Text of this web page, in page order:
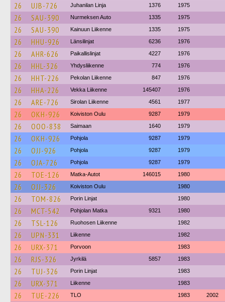
26 UJB-726 Juhanilan Linja 1376 1975
26 SAU-390 Nurmeksen Auto 1335 1975
26 SAU-390 Kainuun Liikenne 1335 1975
26 HHU-926 Länsilinjat 6236 1976
26 AHR-626 Paikallislinjat 4227 1976
26 HHL-326 Yhdysliikenne 774 1976
26 HHT-226 Pekolan Liikenne 847 1976
26 HHA-226 Vekka Liikenne 145407 1976
26 ARE-726 Sirolan Liikenne 4561 1977
26 OKH-926 Koiviston Oulu 9287 1979
26 OOO-838 Saimaan 1640 1979
26 OKH-926 Pohjola 9287 1979
26 OJJ-926 Pohjola 9287 1979
26 OJA-726 Pohjola 9287 1979
26 TOE-126 Matka-Autot 146015 1980
26 OJJ-326 Koiviston Oulu 1980
26 TOM-826 Porin Linjat 1980
26 MCT-542 Pohjolan Matka 9321 1980
26 TSL-126 Ruohosen Liikenne 1982
26 UPN-331 Liikenne 1982
26 URX-371 Porvoon 1983
26 RJS-326 Jyrkilä 5857 1983
26 TUJ-326 Porin Linjat 1983
26 URX-371 Liikenne 1983
26 TUE-226 TLO 1983 2002